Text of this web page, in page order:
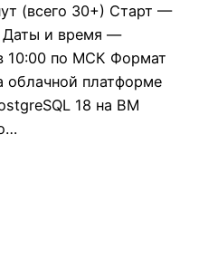
(всего 30+) Старт —
Даты и время —
10:00 по МСК Формат
облачной платформе
18 на ВМ